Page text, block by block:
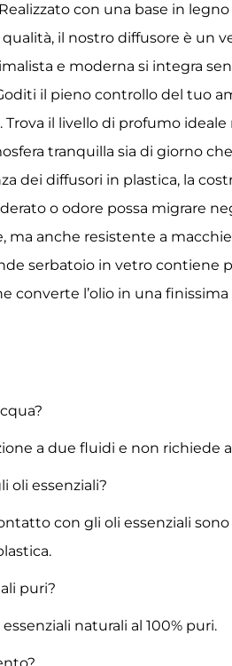
con una base in
il nostro diffusore è un
e moderna si integra
il pieno controllo del tuo
Trova il livello di profumo
tranquilla sia di giorno
dei diffusori in plastica, la
o odore possa migrare
ma anche resistente a
serbatoio in vetro
converte l’olio in una
a due fluidi e non richiede
oli essenziali?
con gli oli essenziali
puri?
naturali al 100% puri.